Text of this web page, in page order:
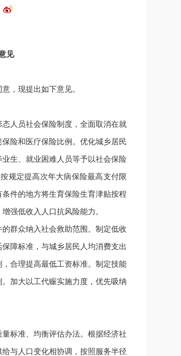
见
，现提出如下意见。
人员社会保险制度，全面取消在就
险和医疗保险比例。优化城乡居民
生、就业困难人员等予以社会保险
规定提高次年大病保险最高支付限
件的地方将生育保险生育津贴按程
强低收入人口抗风险能力。
群众纳入社会救助范围。制定低收
障标准，与城乡居民人均消费支出
合理提高最低工资标准。制定技能
加大以工代赈实施力度，优先吸纳
标准、均衡评估办法。根据经济社
与人口变化相协调，按照服务半径